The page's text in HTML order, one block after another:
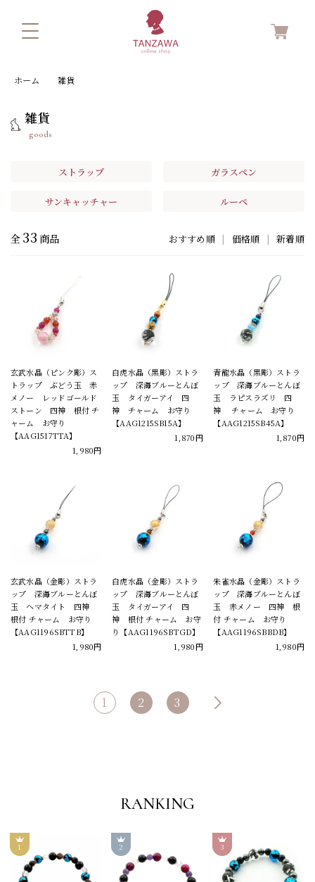
ホーム 雑貨
雑貨
goods
ストラップ ガラスペン
サンキャッチャー ルーペ
全 33 商品 おすすめ順 | 価格順 | 新着順
玄武水晶（ピンク彫）ス
トラップ ぶどう玉 赤
メノー レッドゴールド
ストーン 四神 根付 チ
ャーム お守り
【AAG1517TTA】
1,980円
白虎水晶（黒彫）ストラ
ップ 深海ブルーとんぼ
玉 タイガーアイ 四
神 チャーム お守り
【AAG1215SB15A】
1,870円
青龍水晶（黒彫）ストラ
ップ 深海ブルーとんぼ
玉 ラピスラズリ 四
神 チャーム お守り
【AAG1215SB45A】
1,870円
玄武水晶（金彫）ストラ
ップ 深海ブルーとんぼ
玉 ヘマタイト 四神
根付 チャーム お守り
【AAG1196SBTTB】
1,980円
白虎水晶（金彫）ストラ
ップ 深海ブルーとんぼ
玉 タイガーアイ 四
神 根付 チャーム お守
り【AAG1196SBTGD】
1,980円
朱雀水晶（金彫）ストラ
ップ 深海ブルーとんぼ
玉 赤メノー 四神 根
付 チャーム お守り
【AAG1196SBBDB】
1,980円
1 2 3
RANKING